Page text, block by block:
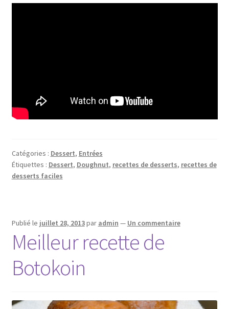
Catégories : Dessert, Entrées
Étiquettes : Dessert, Doughnut, recettes de desserts, recettes de
desserts faciles
Publié le juillet 28, 2013par admin — Un commentaire
Meilleur recette de
Botokoin